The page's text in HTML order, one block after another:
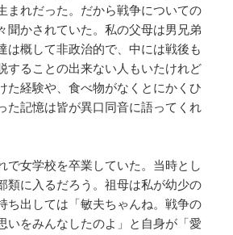
まれだった。だから戦争についての
聞かされていた。私の父母は男兄弟
は概して非政治的で、中には戦後も
することの出来ない人もいたけれど
た経験や、食べ物がなくとにかくひ
た記憶は皆が異口同音に語ってくれ
で女学校を卒業していた。当時とし
類に入るだろう。祖母は私が幼少の
ち出しては「敏夫ちゃんね。戦争の
いをみんなしたのよ」と自身が「愛